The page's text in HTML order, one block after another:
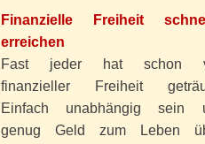
Finanzielle Freiheit
erreichen
Fast jeder hat schon
finanzieller Freiheit
Einfach unabhängig sein
genug Geld zum Leben